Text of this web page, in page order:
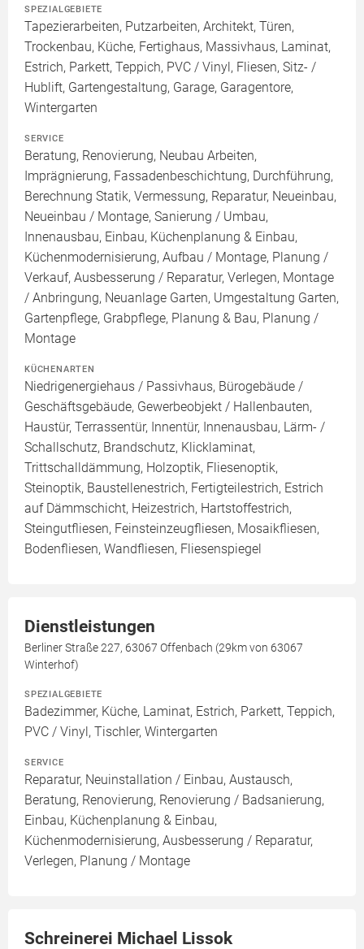
SPEZIALGEBIETE
Tapezierarbeiten, Putzarbeiten, Architekt, Türen,
Trockenbau, Küche, Fertighaus, Massivhaus, Laminat,
Estrich, Parkett, Teppich, PVC / Vinyl, Fliesen, Sitz- /
Hublift, Gartengestaltung, Garage, Garagentore,
Wintergarten
SERVICE
Beratung, Renovierung, Neubau Arbeiten,
Imprägnierung, Fassadenbeschichtung, Durchführung,
Berechnung Statik, Vermessung, Reparatur, Neueinbau,
Neueinbau / Montage, Sanierung / Umbau,
Innenausbau, Einbau, Küchenplanung & Einbau,
Küchenmodernisierung, Aufbau / Montage, Planung /
Verkauf, Ausbesserung / Reparatur, Verlegen, Montage
/ Anbringung, Neuanlage Garten, Umgestaltung Garten,
Gartenpflege, Grabpflege, Planung & Bau, Planung /
Montage
KÜCHENARTEN
Niedrigenergiehaus / Passivhaus, Bürogebäude /
Geschäftsgebäude, Gewerbeobjekt / Hallenbauten,
Haustür, Terrassentür, Innentür, Innenausbau, Lärm- /
Schallschutz, Brandschutz, Klicklaminat,
Trittschalldämmung, Holzoptik, Fliesenoptik,
Steinoptik, Baustellenestrich, Fertigteilestrich, Estrich
auf Dämmschicht, Heizestrich, Hartstoffestrich,
Steingutfliesen, Feinsteinzeugfliesen, Mosaikfliesen,
Bodenfliesen, Wandfliesen, Fliesenspiegel
Dienstleistungen
Berliner Straße 227, 63067 Offenbach (29km von 63067
Winterhof)
SPEZIALGEBIETE
Badezimmer, Küche, Laminat, Estrich, Parkett, Teppich,
PVC / Vinyl, Tischler, Wintergarten
SERVICE
Reparatur, Neuinstallation / Einbau, Austausch,
Beratung, Renovierung, Renovierung / Badsanierung,
Einbau, Küchenplanung & Einbau,
Küchenmodernisierung, Ausbesserung / Reparatur,
Verlegen, Planung / Montage
Schreinerei Michael Lissok